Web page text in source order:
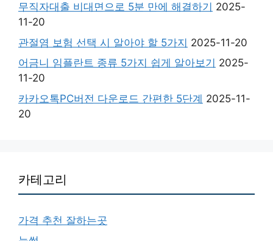
무직자대출 비대면으로 5분 만에 해결하기 2025-
11-20
관절염 보험 선택 시 알아야 할 5가지 2025-11-20
어금니 임플란트 종류 5가지 쉽게 알아보기 2025-
11-20
카카오톡PC버전 다운로드 간편한 5단계 2025-11-
20
카테고리
가격 추천 잘하는곳